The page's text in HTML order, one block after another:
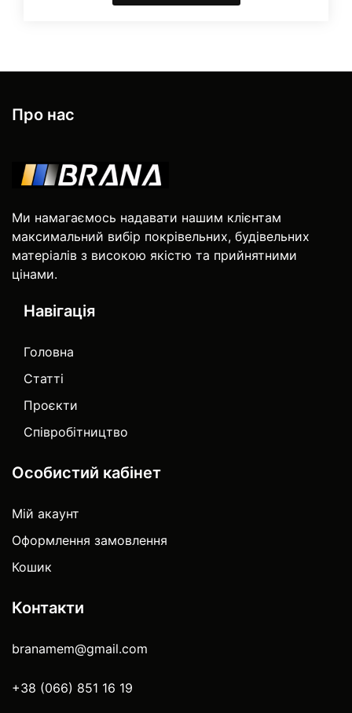
Про нас
Ми намагаємось надавати нашим клієнтам
максимальний вибір покрівельних, будівельних
матеріалів з високою якістю та прийнятними
цінами.
Навігація
Головна
Статті
Проєкти
Співробітництво
Особистий кабінет
Мій акаунт
Оформлення замовлення
Кошик
Контакти
branamem@gmail.com
+38 (066) 851 16 19